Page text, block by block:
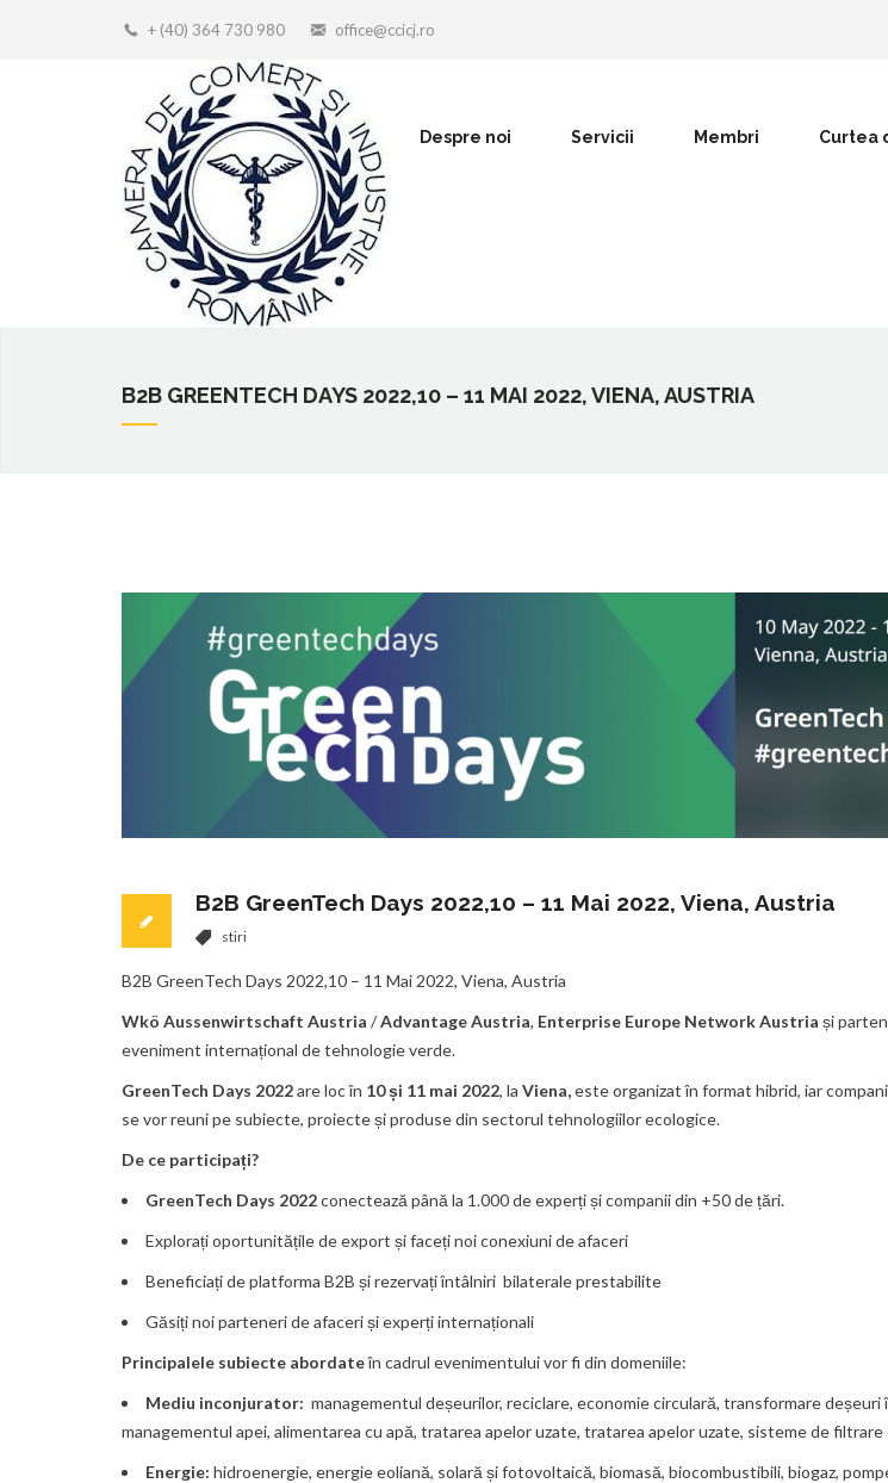
+ (40) 364 730 980 office@ccicj.ro
Despre noi Servicii Membri Curtea
B2B GREENTECH DAYS 2022,10 – 11 MAI 2022, VIENA, AUSTRIA
B2B GreenTech Days 2022,10 – 11 Mai 2022, Viena, Austria
stiri
B2B GreenTech Days 2022,10 – 11 Mai 2022, Viena, Austria
Wkö Aussenwirtschaft Austria /Advantage Austria, Enterprise Europe Network Austria și
eveniment internațional de tehnologie verde.
GreenTech Days 2022are loc în 10 și 11 mai 2022, la Viena,este organizat în format hibrid, iar
se vor reuni pe subiecte, proiecte și produse din sectorul tehnologiilor ecologice.
De ce participați?
GreenTech Days 2022conectează până la 1.000 de experți și companii din +50 de țări.
Explorați oportunitățile de export și faceți noi conexiuni de afaceri
Beneficiați de platforma B2B și rezervați întâlniri bilaterale prestabilite
Găsiți noi parteneri de afaceri și experți internaționali
Principalele subiecte abordateîn cadrul evenimentului vor fi din domeniile:
Mediu inconjurator: managementul deșeurilor, reciclare, economie circulară, transformare deșeuri
managementul apei, alimentarea cu apă, tratarea apelor uzate, tratarea apelor uzate, sisteme de filtrare
Energie: hidroenergie, energie eoliană, solară și fotovoltaică, biomasă, biocombustibili, biogaz,